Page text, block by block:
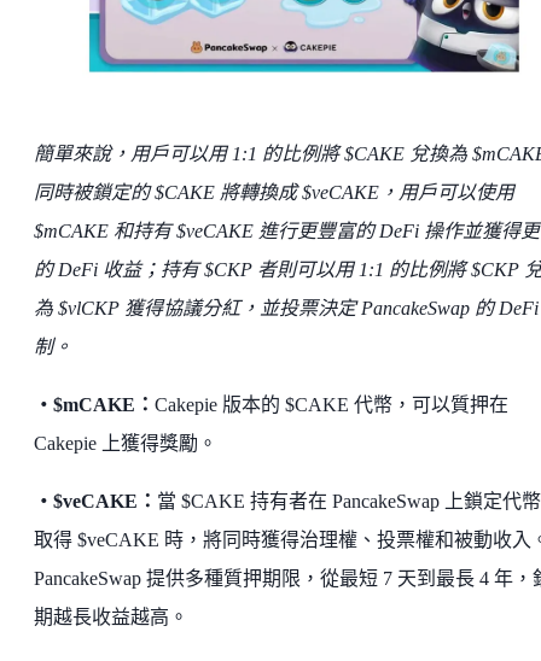
簡單來說，用戶可以用 1:1 的比例將 $CAKE 兌換為
同時被鎖定的 $CAKE 將轉換成 $veCAKE，用戶可以使用
$mCAKE 和持有 $veCAKE 進行更豐富的 DeFi 操作並獲得
的 DeFi 收益；持有 $CKP 者則可以用 1:1 的比例將 $CKP
為 $vlCKP 獲得協議分紅，並投票決定 PancakeSwap 的
制。
・$mCAKE： Cakepie 版本的 $CAKE 代幣，可以質押在
Cakepie 上獲得獎勵。
・$veCAKE： 當 $CAKE 持有者在 PancakeSwap 上鎖定代
取得 $veCAKE 時，將同時獲得治理權、投票權和被動收入
PancakeSwap 提供多種質押期限，從最短 7 天到最長 4 年，
期越長收益越高。